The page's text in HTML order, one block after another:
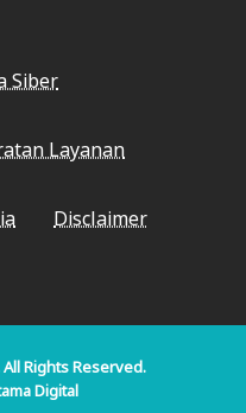
Siber
Layanan
Disclaimer
All Rights Reserved.
Digital